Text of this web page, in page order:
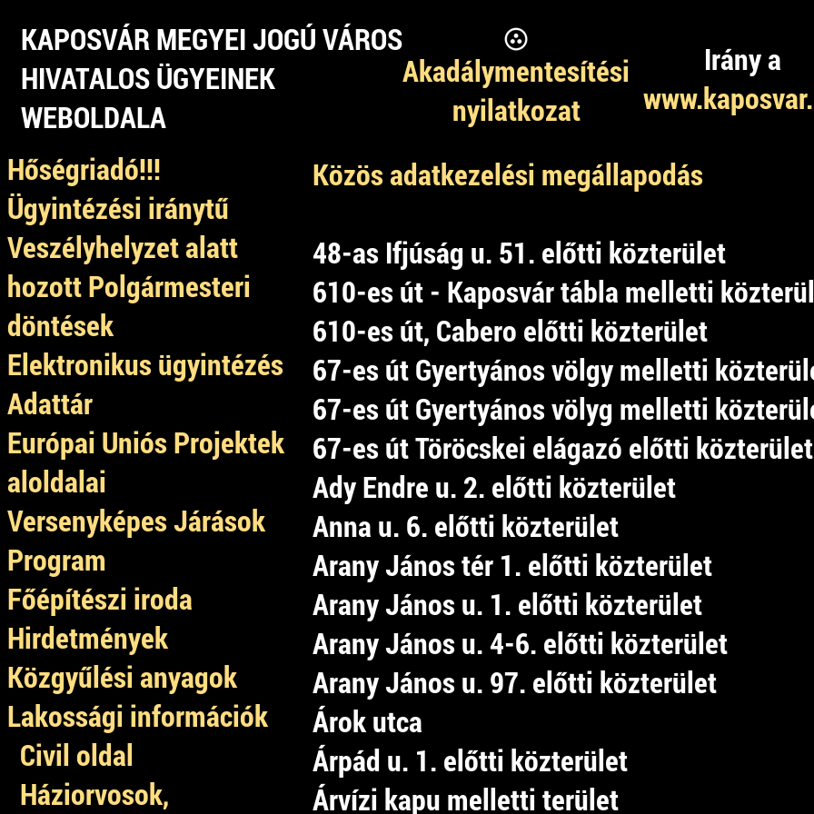
KAPOSVÁR MEGYEI JOGÚ VÁROS
HIVATALOS ÜGYEINEK
WEBOLDALA
Akadálymentesítési
nyilatkozat
Irány a
Hőségriadó!!!
Ügyintézési iránytű
Veszélyhelyzet alatt
hozott Polgármesteri
döntések
Elektronikus ügyintézés
Adattár
Európai Uniós Projektek
aloldalai
Versenyképes Járások
Program
Főépítészi iroda
Hirdetmények
Közgyűlési anyagok
Lakossági információk
Civil oldal
Háziorvosok,
Közös adatkezelési megállapodás
48-as Ifjúság u. 51. előtti közterület
610-es út - Kaposvár tábla melletti
610-es út, Cabero előtti közterület
67-es út Gyertyános völgy melletti
67-es út Gyertyános völyg melletti
67-es út Töröcskei elágazó előtti közterület
Ady Endre u. 2. előtti közterület
Anna u. 6. előtti közterület
Arany János tér 1. előtti közterület
Arany János u. 1. előtti közterület
Arany János u. 4-6. előtti közterület
Arany János u. 97. előtti közterület
Árok utca
Árpád u. 1. előtti közterület
Árvízi kapu melletti terület